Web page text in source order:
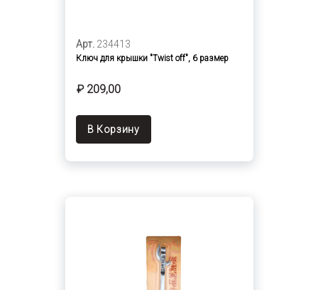
Арт. 234413
Ключ для крышки "Twist off", 6 размер
₽ 209,00
В Корзину